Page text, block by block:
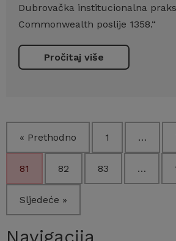
Dubrovačka institucionalna
Commonwealth poslije 1358.“
Pročitaj više
« Prethodno 1 …
81 82 83 …
Sljedeće »
Navigacija